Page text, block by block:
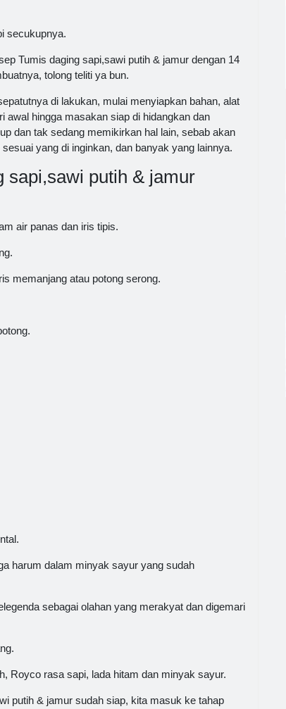
secukupnya.
Tumis daging sapi,sawi putih & jamur dengan 14
tolong teliti ya bun.
di lakukan, mulai menyiapkan bahan, alat
awal hingga masakan siap di hidangkan dan
dan tak sedang memikirkan hal lain, sebab akan
yang di inginkan, dan banyak yang lainnya.
sapi,sawi putih & jamur
air panas dan iris tipis.
memanjang atau potong serong.
harum dalam minyak sayur yang sudah
sebagai olahan yang merakyat dan digemari
Royco rasa sapi, lada hitam dan minyak sayur.
putih & jamur sudah siap, kita masuk ke tahap